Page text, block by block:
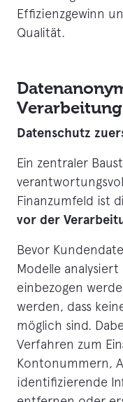
Effizienzgewinn
Qualität.
Verarbeitung
Datenschutz
Ein zentraler
Finanzumfeld ist
vor der
Bevor
Modelle
einbezogen
werden, dass
möglich sind.
Verfahren zum
Kontonummern,
identifizierende